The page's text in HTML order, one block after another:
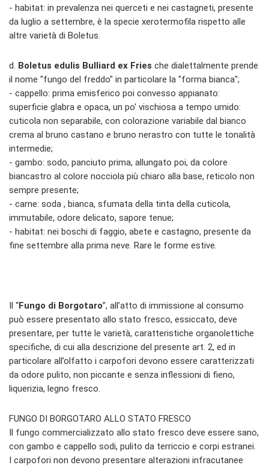
- habitat: in prevalenza nei querceti e nei castagneti, presente
da luglio a settembre, è la specie xerotermofila rispetto alle
altre varietà di Boletus.
d. Boletus edulis Bulliard ex Fries che dialettalmente prende
il nome "fungo del freddo" in particolare la "forma bianca";
- cappello: prima emisferico poi convesso appianato:
superficie glabra e opaca, un po' vischiosa a tempo umido:
cuticola non separabile, con colorazione variabile dal bianco
crema al bruno castano e bruno nerastro con tutte le tonalità
intermedie;
- gambo: sodo, panciuto prima, allungato poi, da colore
biancastro al colore nocciola più chiaro alla base, reticolo non
sempre presente;
- carne: soda , bianca, sfumata della tinta della cuticola,
immutabile, odore delicato, sapore tenue;
- habitat: nei boschi di faggio, abete e castagno, presente da
fine settembre alla prima neve. Rare le forme estive.
Il “Fungo di Borgotaro”, all’atto di immissione al consumo
può essere presentato allo stato fresco, essiccato, deve
presentare, per tutte le varietà, caratteristiche organolettiche
specifiche, di cui alla descrizione del presente art. 2, ed in
particolare all’olfatto i carpofori devono essere caratterizzati
da odore pulito, non piccante e senza inflessioni di fieno,
liquerizia, legno fresco.
FUNGO DI BORGOTARO ALLO STATO FRESCO
Il fungo commercializzato allo stato fresco deve essere sano,
con gambo e cappello sodi, pulito da terriccio e corpi estranei.
I carpofori non devono presentare alterazioni infracutanee